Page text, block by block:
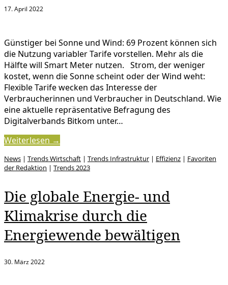
17. April 2022
Günstiger bei Sonne und Wind: 69 Prozent können sich
die Nutzung variabler Tarife vorstellen. Mehr als die
Hälfte will Smart Meter nutzen. Strom, der weniger
kostet, wenn die Sonne scheint oder der Wind weht:
Flexible Tarife wecken das Interesse der
Verbraucherinnen und Verbraucher in Deutschland. Wie
eine aktuelle repräsentative Befragung des
Digitalverbands Bitkom unter…
Weiterlesen →
News | Trends Wirtschaft | Trends Infrastruktur | Effizienz | Favoriten
der Redaktion | Trends 2023
Die globale Energie- und
Klimakrise durch die
Energiewende bewältigen
30. März 2022